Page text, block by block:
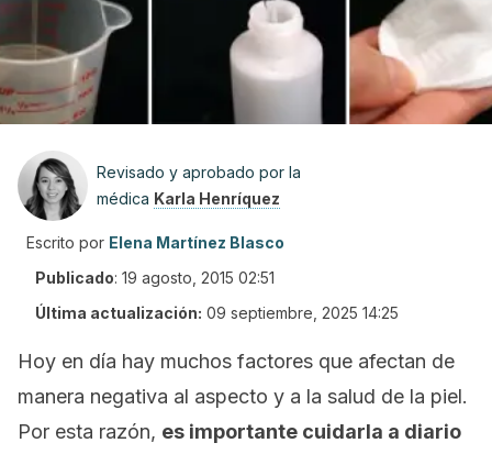
Revisado y aprobado por la
médica Karla Henríquez
Escrito por Elena Martínez Blasco
Publicado: 19 agosto, 2015 02:51
Última actualización: 09 septiembre, 2025 14:25
Hoy en día hay muchos factores que afectan de
manera negativa al aspecto y a la salud de la piel.
Por esta razón, es importante cuidarla a diario